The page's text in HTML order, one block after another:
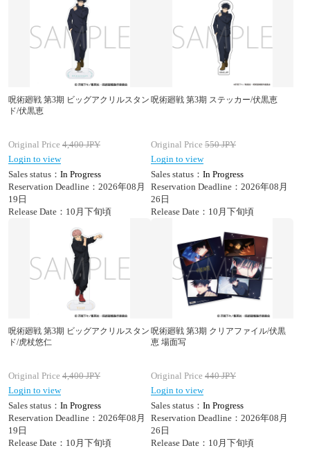
呪術廻戦 第3期 ビッグアクリルスタン
ド/伏黒恵
Original Price 4,400JPY
Login to view
Sales status： In Progress
Reservation Deadline：2026年08月
19日
Release Date：10月下旬頃
呪術廻戦 第3期 ステッカー/伏黒恵
Original Price 550JPY
Login to view
Sales status： In Progress
Reservation Deadline：2026年08月
26日
Release Date：10月下旬頃
呪術廻戦 第3期 ビッグアクリルスタン
ド/虎杖悠仁
Original Price 4,400JPY
Login to view
Sales status： In Progress
Reservation Deadline：2026年08月
19日
Release Date：10月下旬頃
呪術廻戦 第3期 クリアファイル/伏黒
恵 場面写
Original Price 440JPY
Login to view
Sales status： In Progress
Reservation Deadline：2026年08月
26日
Release Date：10月下旬頃